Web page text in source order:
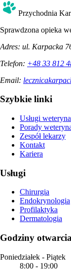
Przychodnia
Sprawdzona opieka
Adres: ul. Karpacka
Telefon: +48 33 812
Email:
Szybkie linki
Usługi
Porady
Zespół lekarzy
Kontakt
Kariera
Usługi
Chirurgia
Endokrynologia
Profilaktyka
Dermatologia
Godziny otwarcia
Poniedziałek - Piątek
8:00 - 19:00